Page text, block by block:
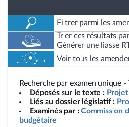
Filtrer parmi les
Trier ces résultats
Générer une liasse
Voir tous les
Recherche par examen unique
Déposés sur le texte :
Liés au dossier législatif :
Examinés par : Commission
budgétaire